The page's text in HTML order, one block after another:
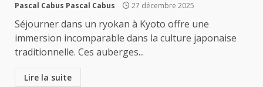
Pascal Cabus Pascal Cabus 27 décembre 2025
Séjourner dans un ryokan à Kyoto offre une
immersion incomparable dans la culture japonaise
traditionnelle. Ces auberges...
Lire la suite